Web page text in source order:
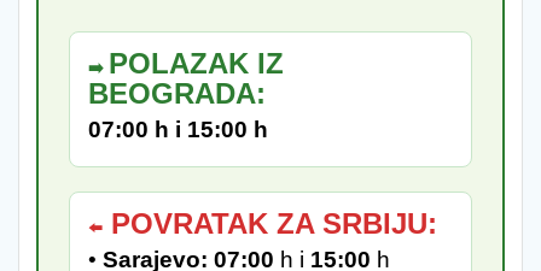
➡️ POLAZAK IZ
BEOGRADA:
07:00 h i 15:00 h
⬅️ POVRATAK ZA SRBIJU:
• Sarajevo: 07:00 h i 15:00 h